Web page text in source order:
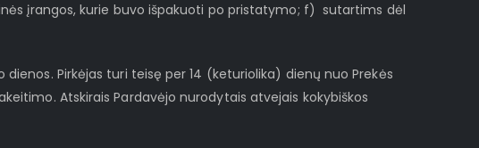
įrangos, kurie buvo išpakuoti po pristatymo; f) sutartims dėl
Pirkėjas turi teisę per 14 (keturiolika) dienų nuo Prekės
Atskirais Pardavėjo nurodytais atvejais kokybiškos